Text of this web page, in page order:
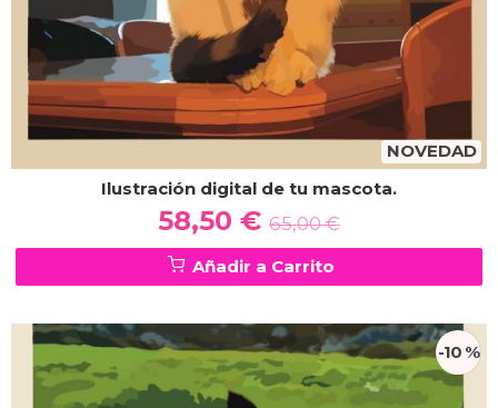
NOVEDAD
Ilustración digital de tu mascota.
58,50 € 65,00 €
Añadir a Carrito
-10 %